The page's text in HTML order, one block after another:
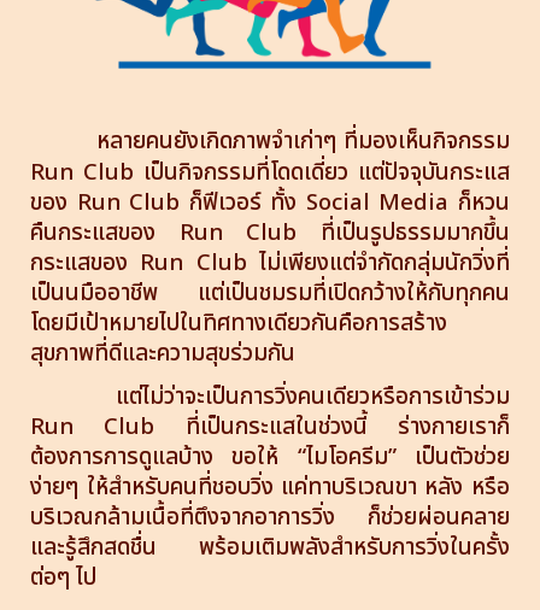
หลายคนยังเกิดภาพจำเก่าๆ ที่มองเห็นกิจกรรม
Run Club เป็นกิจกรรมที่โดดเดี่ยว แต่ปัจจุบันกระแส
ของ Run Club ก็ฟีเวอร์ ทั้ง Social Media ก็หวน
คืนกระแสของ Run Club ที่เป็นรูปธรรมมากขึ้น
กระแสของ Run Club ไม่เพียงแต่จำกัดกลุ่มนักวิ่งที่
เป็นนมืออาชีพ แต่เป็นชมรมที่เปิดกว้างให้กับทุกคน
โดยมีเป้าหมายไปในทิศทางเดียวกันคือการสร้าง
สุขภาพที่ดีและความสุขร่วมกัน
แต่ไม่ว่าจะเป็นการวิ่งคนเดียวหรือการเข้าร่วม
Run Club ที่เป็นกระแสในช่วงนี้ ร่างกายเราก็
ต้องการการดูแลบ้าง ขอให้ “ไมโอครีม” เป็นตัวช่วย
ง่ายๆ ให้สำหรับคนที่ชอบวิ่ง แค่ทาบริเวณขา หลัง หรือ
บริเวณกล้ามเนื้อที่ตึงจากอาการวิ่ง ก็ช่วยผ่อนคลาย
และรู้สึกสดชื่น พร้อมเติมพลังสำหรับการวิ่งในครั้ง
ต่อๆ ไป